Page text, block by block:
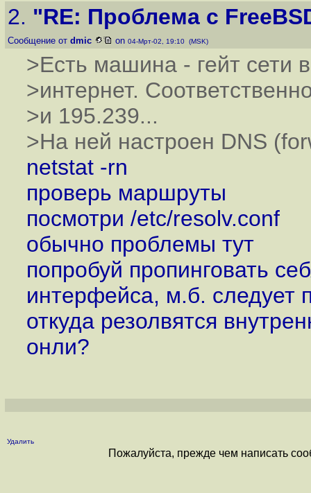
2. "RE: Проблема с
Сообщение от dmic on 04-Мрт-02, 19:10 (MSK)
>Есть машина - гейт сети в
>интернет.
>и 195.239...
>На ней настроен DNS
netstat -rn
проверь маршруты
посмотри /etc/resolv.conf
обычно проблемы тут
попробуй пропинговать
интерфейса, м.б. следует
откуда резолвятся
онли?
Удалить
Пожалуйста, прежде чем написать